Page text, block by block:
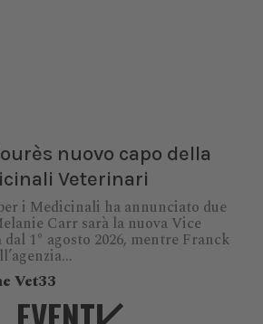
nuovo capo della
Veterinari
i Medicinali ha annunciato due
Carr sarà la nuova Vice
1° agosto 2026, mentre Franck
Vet33